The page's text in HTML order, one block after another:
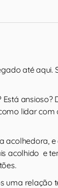
até aqui.
Está ansioso?
lidar com
acolhedora,
acolhido e
uma relação